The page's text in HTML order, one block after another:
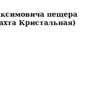
пещера
Кристальная)